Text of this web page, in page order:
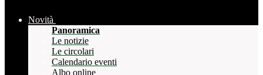
Novità
Panoramica
Le notizie
Le circolari
Calendario eventi
Albo online